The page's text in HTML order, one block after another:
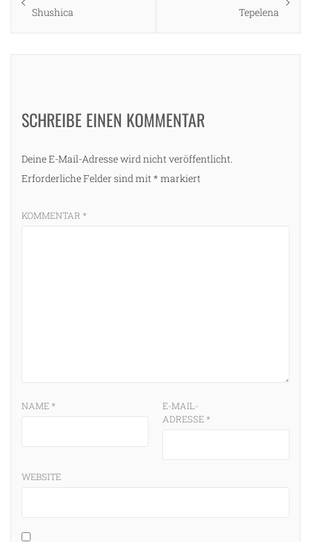
Shushica
post:
Tepelena
SCHREIBE EINEN KOMMENTAR
Deine E-Mail-Adresse wird nicht veröffentlicht.
Erforderliche Felder sind mit * markiert
KOMMENTAR *
NAME*
E-MAIL-
ADRESSE*
WEBSITE